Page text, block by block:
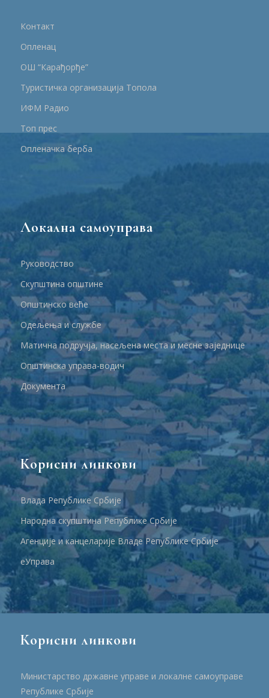
Контакт
Опленац
ОШ “Карађорђе”
Туристичка организација Топола
ИФМ Радио
Топ прес
Опленачка берба
Локална самоуправа
Руководство
Скупштина општине
Општинско веће
Одељења и службе
Матична подручја, насељена места и месне заједнице
Општинска управа-водич
Документа
Корисни линкови
Влада Републике Србије
Народна скупштина Републике Србије
Агенције и канцеларије Владе Републике Србије
еУправа
Корисни линкови
Министарство државне управе и локалне самоуправе
Републике Србије